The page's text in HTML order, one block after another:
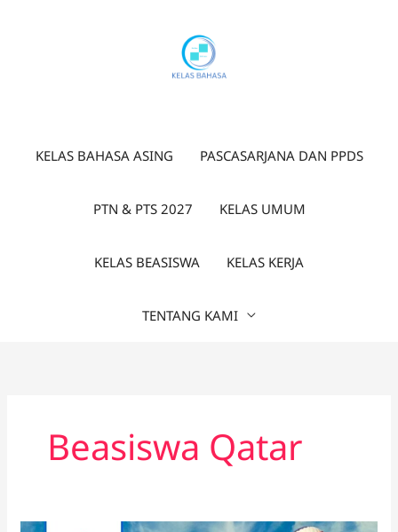
KELAS BAHASA ASING PASCASARJANA DAN PPDS
PTN & PTS 2027 KELAS UMUM
KELAS BEASISWA KELAS KERJA
TENTANG KAMI
Beasiswa Qatar